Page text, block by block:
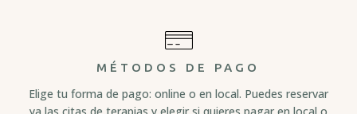
MÉTODOS DE PAGO
Elige tu forma de pago: online o en local. Puedes reservar